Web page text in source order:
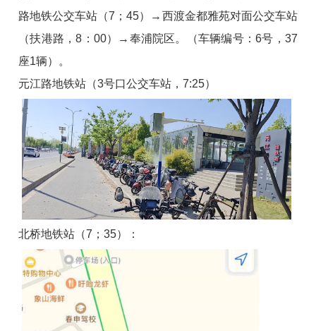
路地铁公交车站（7；45）→西渡金都雅苑对面公交车站
（扶港路，8：00）→奉浦院区。（车辆编号：6号，37
座1辆）。
元江路地铁站（3号口公交车站，7:25）
北桥地铁站（7；35）：